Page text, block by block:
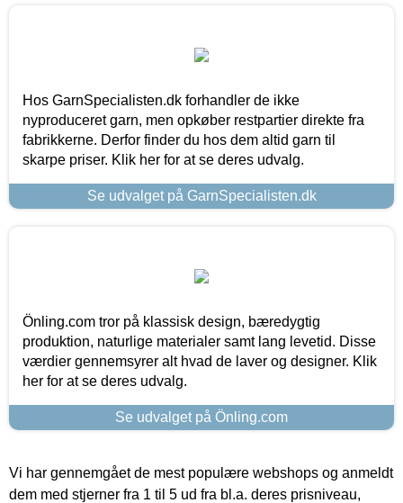
Hos GarnSpecialisten.dk forhandler de ikke
nyproduceret garn, men opkøber restpartier direkte fra
fabrikkerne. Derfor finder du hos dem altid garn til
skarpe priser. Klik her for at se deres udvalg.
Se udvalget på GarnSpecialisten.dk
Önling.com tror på klassisk design, bæredygtig
produktion, naturlige materialer samt lang levetid. Disse
værdier gennemsyrer alt hvad de laver og designer. Klik
her for at se deres udvalg.
Se udvalget på Önling.com
Vi har gennemgået de mest populære webshops og anmeldt
dem med stjerner fra 1 til 5 ud fra bl.a. deres prisniveau,